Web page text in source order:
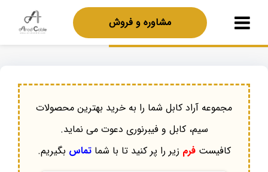
مشاوره و فروش
مجموعه آراد کابل شما را به خرید بهترین محصولات
سیم، کابل و فیبرنوری دعوت می نماید.
کافیستفرم زیر را پر کنید تا با شماتماس بگیریم.